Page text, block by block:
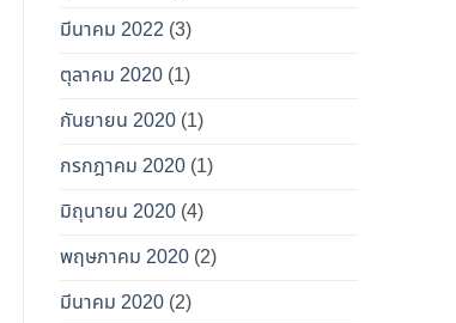
มีนาคม 2022 (3)
ตุลาคม 2020 (1)
กันยายน 2020 (1)
กรกฎาคม 2020 (1)
มิถุนายน 2020 (4)
พฤษภาคม 2020 (2)
มีนาคม 2020 (2)